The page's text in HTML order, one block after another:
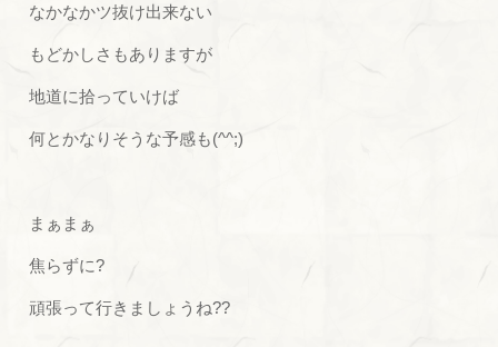
なかなかツ抜け出来ない
もどかしさもありますが
地道に拾っていけば
何とかなりそうな予感も(^^;)
まぁまぁ
焦らずに?
頑張って行きましょうね??